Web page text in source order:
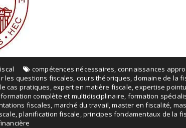
compétences nécessaires, connaissances
les questions fiscales, cours théoriques,domaine de la
cas pratiques,expert en matière fiscale,expertise
formation complète et multidisciplinaire, formation
fiscales, marché du travail,master en fiscalité,
,planification fiscale,principes fondamentaux de la